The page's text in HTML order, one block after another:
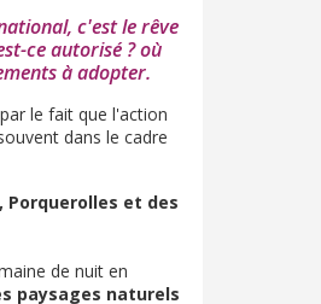
c'est le rêve
ce autorisé ? où
à adopter.
par le fait que l'action
dans le cadre
Porquerolles et des
de nuit en
paysages naturels